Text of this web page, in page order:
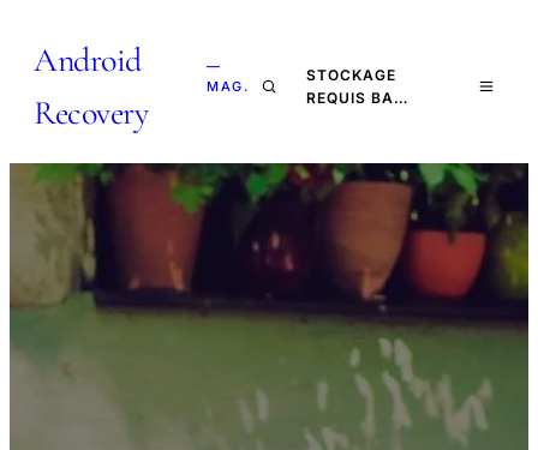
Android
Recovery
—
MAG.
STOCKAGE
REQUIS BA…